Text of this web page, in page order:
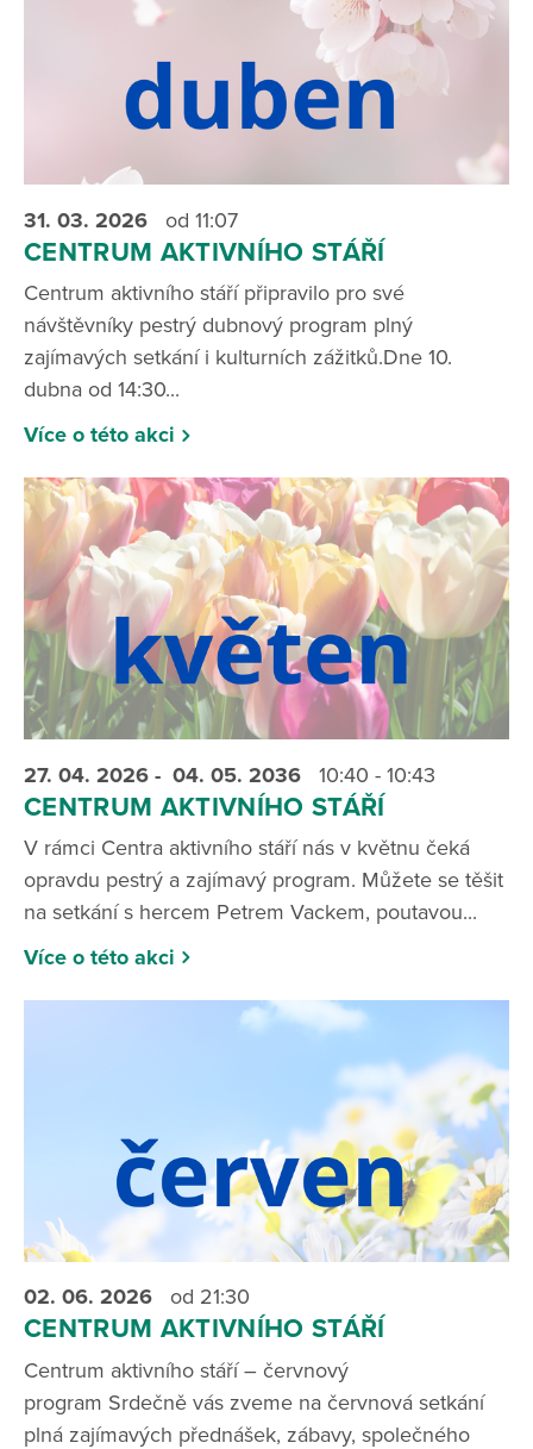
31. 03. 2026 od 11:07
CENTRUM AKTIVNÍHO STÁŘÍ
Centrum aktivního stáří připravilo pro své
návštěvníky pestrý dubnový program plný
zajímavých setkání i kulturních zážitků.Dne 10.
dubna od 14:30...
Více o této akci
27. 04. 2026 - 04. 05. 2036 10:40 - 10:43
CENTRUM AKTIVNÍHO STÁŘÍ
V rámci Centra aktivního stáří nás v květnu čeká
opravdu pestrý a zajímavý program. Můžete se těšit
na setkání s hercem Petrem Vackem, poutavou...
Více o této akci
02. 06. 2026 od 21:30
CENTRUM AKTIVNÍHO STÁŘÍ
Centrum aktivního stáří – červnový
program Srdečně vás zveme na červnová setkání
plná zajímavých přednášek, zábavy, společného